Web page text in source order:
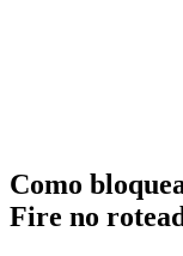
Como
Fire no